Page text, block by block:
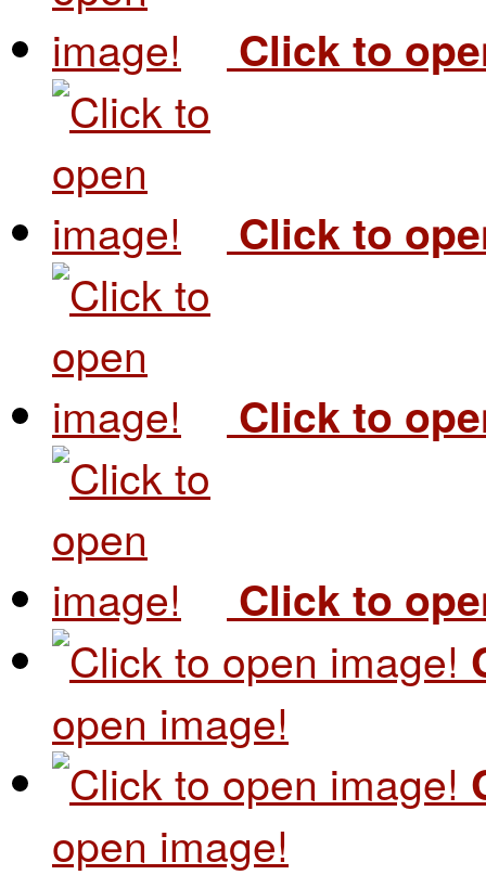
Click to
Click to
Click to
Click to
open image!
open image!